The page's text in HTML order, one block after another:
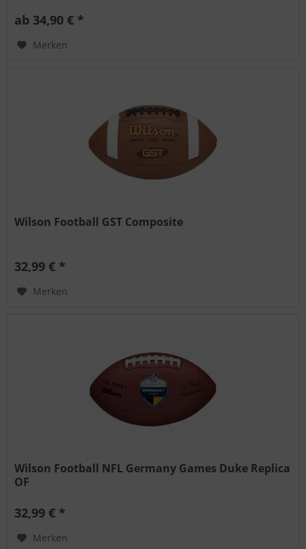
ab 34,90 € *
Merken
Wilson Football GST Composite
32,99 € *
Merken
Wilson Football NFL Germany Games Duke Replica
OF
32,99 € *
Merken